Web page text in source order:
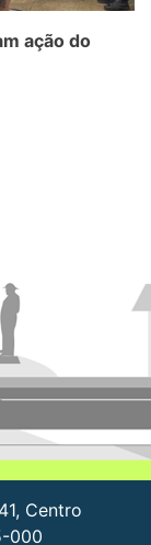
ação do
Centro
000